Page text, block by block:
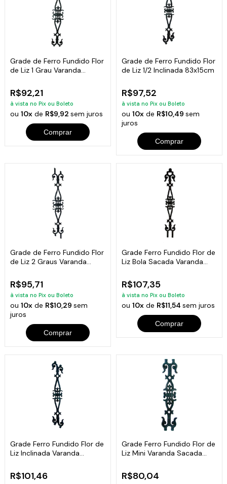
Grade de Ferro Fundido Flor
de Liz 1 Grau Varanda
R$92,21
à vista no Pix ou Boleto
ou10x de R$9,92sem juros
Comprar
Grade de Ferro Fundido Flor
de Liz 1/2 Inclinada 83x15cm
R$97,52
à vista no Pix ou Boleto
ou 10xde R$10,49 sem
juros
Comprar
Grade de Ferro Fundido Flor
de Liz 2 Graus Varanda
R$95,71
à vista no Pix ou Boleto
ou10x de R$10,29sem
juros
Comprar
Grade Ferro Fundido Flor de
Liz Bola Sacada Varanda
R$107,35
à vista no Pix ou Boleto
ou 10xde R$11,54 sem juros
Comprar
Grade Ferro Fundido Flor de
Liz Inclinada Varanda
R$101,46
Grade Ferro Fundido Flor de
Liz Mini Varanda Sacada
R$80,04